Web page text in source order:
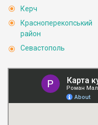
Керч
Красноперекопський
район
Севастополь